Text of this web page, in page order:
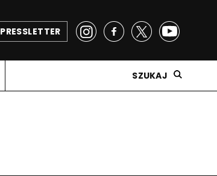
PRESSLETTER
SZUKAJ